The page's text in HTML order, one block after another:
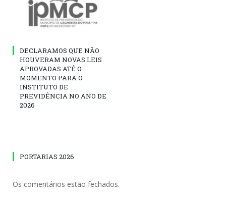
DECLARAMOS QUE NÃO
HOUVERAM NOVAS LEIS
APROVADAS ATÉ O
MOMENTO PARA O
INSTITUTO DE
PREVIDÊNCIA NO ANO DE
2026
PORTARIAS 2026
Os comentários estão fechados.